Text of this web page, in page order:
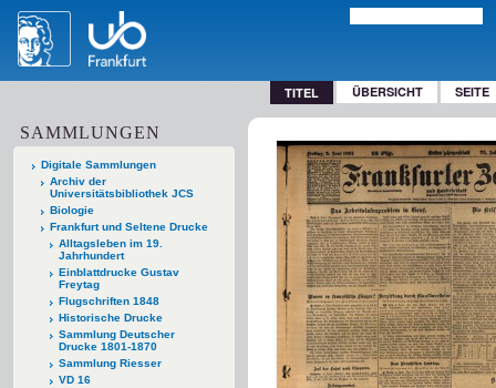
TITEL ÜBERSICHT SEITE
SAMMLUNGEN
Digitale Sammlungen
Archiv der
Universitätsbibliothek JCS
Biologie
Frankfurt und Seltene Drucke
Alltagsleben im 19.
Jahrhundert
Einblattdrucke Gustav
Freytag
Flugschriften 1848
Historische Drucke
Sammlung Deutscher
Drucke 1801-1870
Sammlung Riesser
VD 16